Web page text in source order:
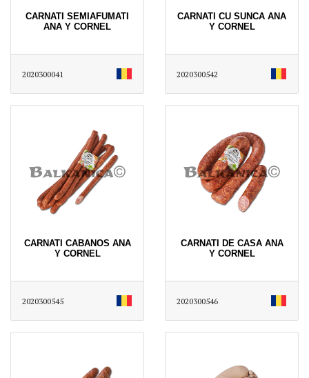
CARNATI SEMIAFUMATI
ANA Y CORNEL
2020300041
CARNATI CU SUNCA ANA
Y CORNEL
2020300542
CARNATI CABANOS ANA
Y CORNEL
2020300545
CARNATI DE CASA ANA
Y CORNEL
2020300546